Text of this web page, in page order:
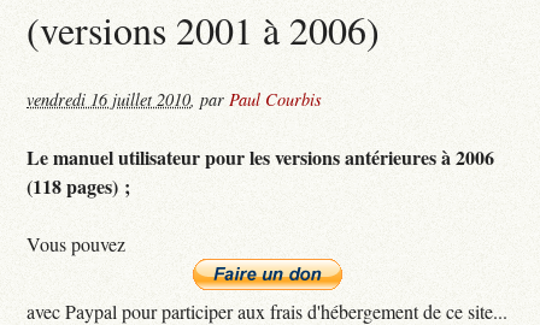
(versions 2001 à 2006)
vendredi 16 juillet 2010,parPaul Courbis
Le manuel utilisateur pour les versions antérieures à 2006
(118 pages) ;
Vous pouvez
avec Paypal pour participer aux frais d'hébergement de ce site...